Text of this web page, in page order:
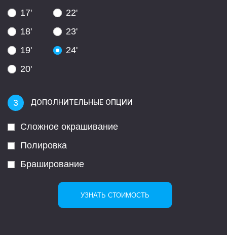
17'
18'
19'
20'
22'
23'
24'
ДОПОЛНИТЕЛЬНЫЕ ОПЦИИ
Сложное окрашивание
Полировка
Браширование